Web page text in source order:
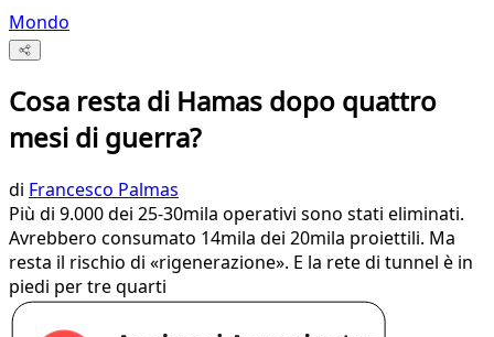
Mondo
Cosa resta di Hamas dopo quattro
mesi di guerra?
di Francesco Palmas
Più di 9.000 dei 25-30mila operativi sono stati eliminati.
Avrebbero consumato 14mila dei 20mila proiettili. Ma
resta il rischio di «rigenerazione». E la rete di tunnel è in
piedi per tre quarti